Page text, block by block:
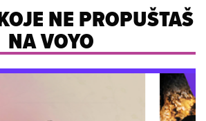
NE PROPUŠTAŠ
NA VOYO